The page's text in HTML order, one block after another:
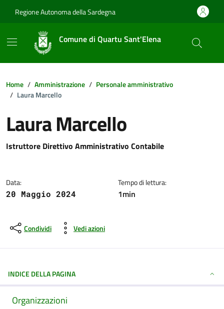
Regione Autonoma della Sardegna
Comune di Quartu Sant'Elena
Home Amministrazione
Personale amministrativo
Laura Marcello
Laura Marcello
Dettagli della notizia
Istruttore Direttivo Amministrativo Contabile
Data:
20 Maggio 2024
Tempo di lettura:
1min
Condividi Vedi azioni
INDICE DELLA PAGINA
Organizzazioni